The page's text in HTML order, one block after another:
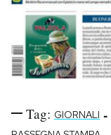
Tag: GIORNALI -